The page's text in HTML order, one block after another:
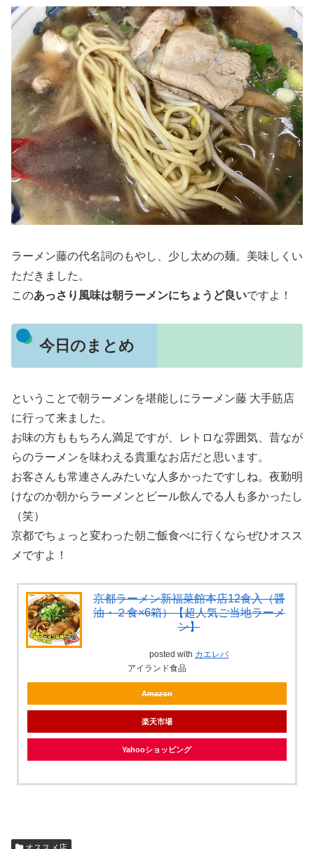
ラーメン藤の代名詞のもやし、少し太めの麺。美味しくい
ただきました。
このあっさり風味は朝ラーメンにちょうど良いですよ！
今日のまとめ
ということで朝ラーメンを堪能しにラーメン藤 大手筋店
に行って来ました。
お味の方ももちろん満足ですが、レトロな雰囲気、昔なが
らのラーメンを味わえる貴重なお店だと思います。
お客さんも常連さんみたいな人多かったですしね。夜勤明
けなのか朝からラーメンとビール飲んでる人も多かったし
（笑）
京都でちょっと変わった朝ご飯食べに行くならぜひオスス
メですよ！
京都ラーメン新福菜館本店12食入（醤
油・２食×6箱）【超人気ご当地ラーメ
ン】
posted with カエレバ
アイランド食品
Amazon
楽天市場
Yahooショッピング